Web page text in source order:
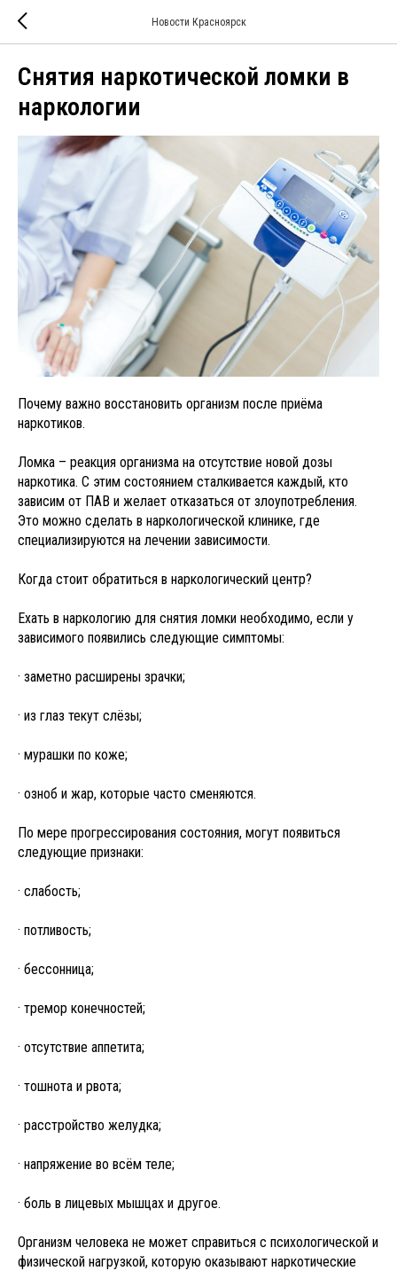
Новости Красноярск
Снятия наркотической ломки в
наркологии
Почему важно восстановить организм после приёма
наркотиков.
Ломка – реакция организма на отсутствие новой дозы
наркотика. С этим состоянием сталкивается каждый, кто
зависим от ПАВ и желает отказаться от злоупотребления.
Это можно сделать в наркологической клинике, где
специализируются на лечении зависимости.
Когда стоит обратиться в наркологический центр?
Ехать в наркологию для снятия ломки необходимо, если у
зависимого появились следующие симптомы:
· заметно расширены зрачки;
· из глаз текут слёзы;
· мурашки по коже;
· озноб и жар, которые часто сменяются.
По мере прогрессирования состояния, могут появиться
следующие признаки:
· слабость;
· потливость;
· бессонница;
· тремор конечностей;
· отсутствие аппетита;
· тошнота и рвота;
· расстройство желудка;
· напряжение во всём теле;
· боль в лицевых мышцах и другое.
Организм человека не может справиться с психологической и
физической нагрузкой, которую оказывают наркотические